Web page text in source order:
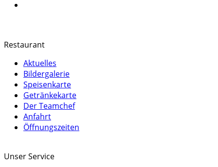
Restaurant
Aktuelles
Bildergalerie
Speisenkarte
Getränkekarte
Der Teamchef
Anfahrt
Öffnungszeiten
Unser Service